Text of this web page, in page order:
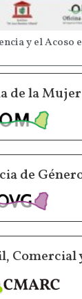
y el Acoso
de la Mujer
de
Comercial